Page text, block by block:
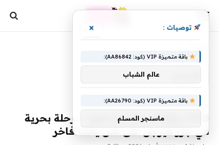
4778 دولارًا أمريكيًا وما فوق – رحلة بحرية
في جزر فيرجن على متن يخت فاخر
توصيات : ×
باقة متميزة VIP (كود: AA86842):
عالم الشباب
باقة متميزة VIP (كود: AA26790):
ماسنجر المسلم